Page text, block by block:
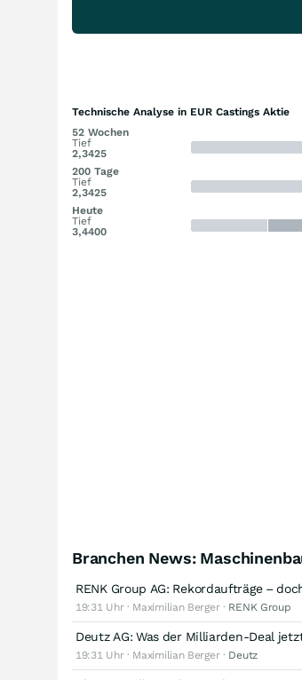
Technische Analyse in EUR Castings Aktie
52 Wochen
Tief
2,3425
200 Tage
Tief
2,3425
Heute
Tief
3,4400
Branchen News:
RENK Group AG: Rekordaufträge –
19:31 Uhr · Maximilian Berger · RENK Group
Deutz AG: Was der Milliarden-Deal
19:31 Uhr · Maximilian Berger · Deutz